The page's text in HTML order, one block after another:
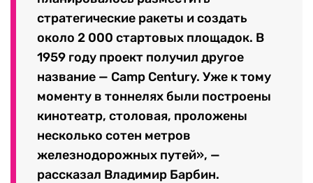
стратегические ракеты и создать
около 2 000 стартовых площадок. В
1959 году проект получил другое
название — Camp Century. Уже к тому
моменту в тоннелях были построены
кинотеатр, столовая, проложены
несколько сотен метров
железнодорожных путей», —
рассказал Владимир Барбин.